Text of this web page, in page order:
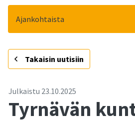
Ajankohtaista
- Takaisin uutisiin
Julkaistu 23.10.2025
Tyrnävän